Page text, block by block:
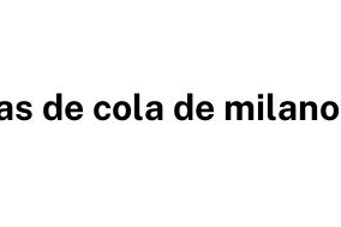
de cola de milano